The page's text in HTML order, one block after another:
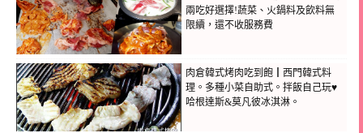
兩吃好選擇!蔬菜、火鍋料及飲料無
限續，還不收服務費
肉倉韓式烤肉吃到飽┃西門韓式料
理。多種小菜自助式。拌飯自己玩♥
哈根達斯&莫凡彼冰淇淋。